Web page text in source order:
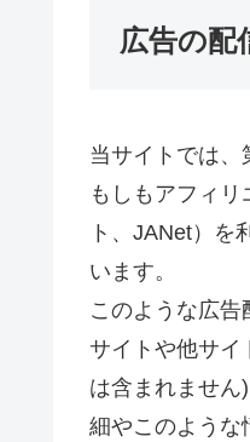
広告の配
当サイトでは、
もしもアフィ
ト、JANet）を
います。
このような広
サイトや他サイ
は含まれません
細やこのような